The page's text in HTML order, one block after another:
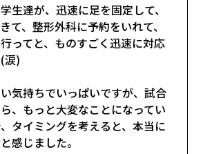
生達が、迅速に足を固定して、
て、整形外科に予約をいれて、
ってと、ものすごく迅速に対応
涙)
気持ちでいっぱいですが、試合
、もっと大変なことになってい
タイミングを考えると、本当に
感じました。